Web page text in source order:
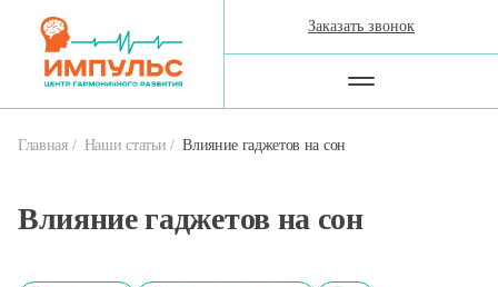
Заказать звонок
Главная Наши статьи Влияние гаджетов на сон
Влияние гаджетов на сон